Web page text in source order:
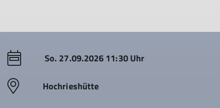
So. 27.09.2026 11:30 Uhr
Hochrieshütte